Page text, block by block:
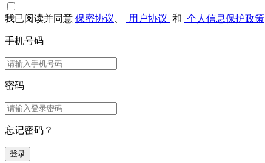
我已阅读并同意 保密协议 用户协议 和 个人信息保护政策
手机号码
密码
忘记密码？
登录